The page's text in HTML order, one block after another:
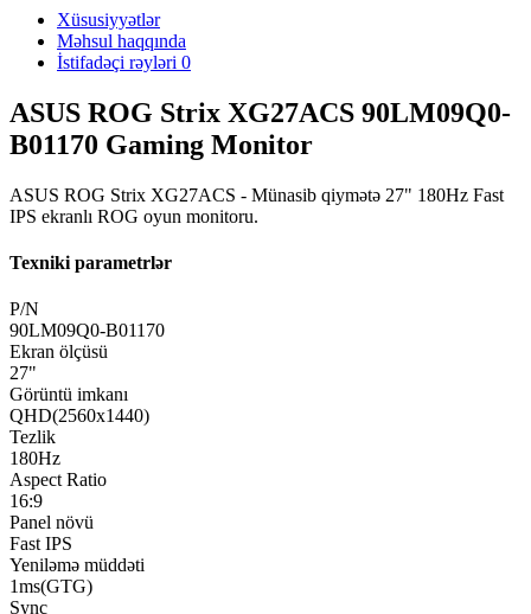
Xüsusiyyətlər
Məhsul haqqında
İstifadəçi rəyləri 0
ASUS ROG Strix XG27ACS 90LM09Q0-
B01170 Gaming Monitor
ASUS ROG Strix XG27ACS - Münasib qiymətə 27" 180Hz Fast
IPS ekranlı ROG oyun monitoru.
Texniki parametrlər
P/N
90LM09Q0-B01170
Ekran ölçüsü
27"
Görüntü imkanı
QHD(2560x1440)
Tezlik
180Hz
Aspect Ratio
16:9
Panel növü
Fast IPS
Yeniləmə müddəti
1ms(GTG)
Sync